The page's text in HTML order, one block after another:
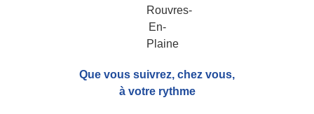
Que vous suivrez, chez vous,
à votre rythme